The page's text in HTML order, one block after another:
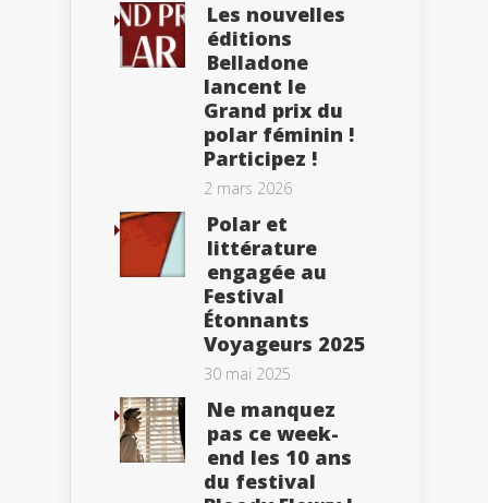
Les nouvelles
éditions
Belladone
lancent le
Grand prix du
polar féminin !
Participez !
2 mars 2026
Polar et
littérature
engagée au
Festival
Étonnants
Voyageurs 2025
30 mai 2025
Ne manquez
pas ce week-
end les 10 ans
du festival